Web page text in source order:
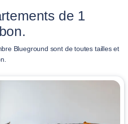
de 1
Blueground sont de toutes tailles et